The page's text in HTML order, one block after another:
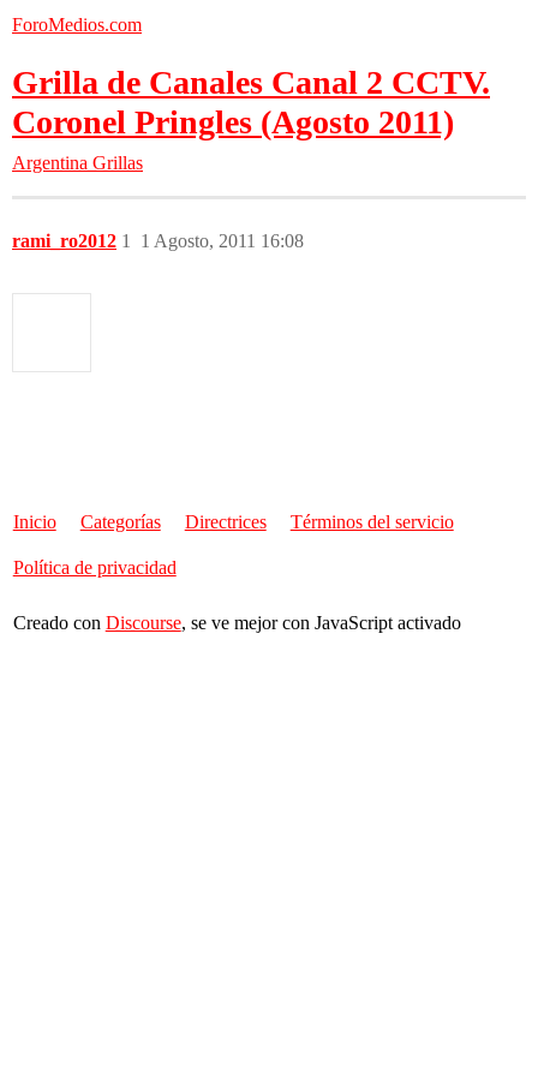
ForoMedios.com
Grilla de Canales Canal 2 CCTV.
Coronel Pringles (Agosto 2011)
Argentina Grillas
rami_ro2012 1 Agosto, 2011 16:08
1
Inicio Categorías Directrices Términos del servicio
Política de privacidad
Creado con Discourse, se ve mejor con JavaScript activado